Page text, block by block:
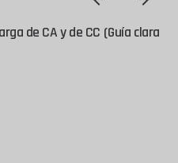
de CA y de CC (Guía clara